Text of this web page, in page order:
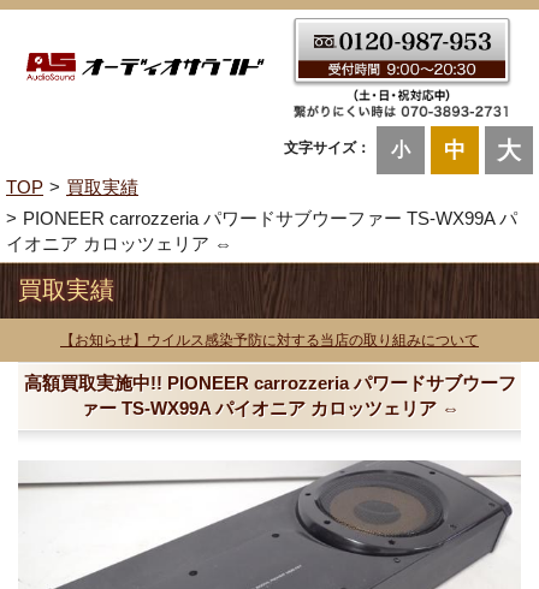
文字サイズ： 小 中 大
TOP
買取実績
PIONEER carrozzeria パワードサブウーファー TS-WX99A パ
イオニア カロッツェリア ⇔
買取実績
【お知らせ】ウイルス感染予防に対する当店の取り組みについて
高額買取実施中!! PIONEER carrozzeria パワードサブウーフ
ァー TS-WX99A パイオニア カロッツェリア ⇔